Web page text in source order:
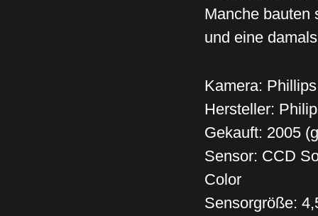
Manche bauten
und eine
Kamera:
Hersteller:
Gekauft: 2005
Sensor: CCD
Color
Sensorgröße: